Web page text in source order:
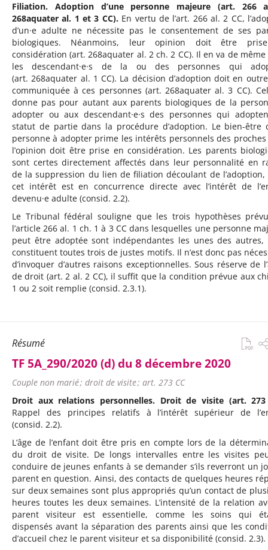
Filiation. Adoption d’une personne majeure (art. 266
268aquater al. 1 et 3 CC).En vertu de l’art. 266 al. 2 CC,
d’un·e adulte ne nécessite pas le consentement de ses
biologiques. Néanmoins, leur opinion doit être
considération (art. 268aquater al. 2 ch. 2 CC). Il en va de
les descendant·e·s de la ou des personnes qui
(art. 268aquater al. 1 CC). La décision d’adoption doit en
communiquée à ces personnes (art. 268aquater al. 3 CC).
donne pas pour autant aux parents biologiques de la
adopter ou aux descendant·e·s des personnes qui
statut de partie dans la procédure d’adoption. Le bien-être
personne à adopter prime les intérêts personnels des
l’opinion doit être prise en considération. Les parents
sont certes directement affectés dans leur personnalité en
de la suppression du lien de filiation découlant de l’adoption,
cet intérêt est en concurrence directe avec l’intérêt de
devenu·e adulte (consid. 2.2).
Le Tribunal fédéral souligne que les trois hypothèses
l’article 266 al. 1 ch. 1 à 3 CC dans lesquelles une personne
peut être adoptée sont indépendantes les unes des autres,
constituent toutes trois de justes motifs. Il n’est donc pas
d’invoquer d’autres raisons exceptionnelles. Sous réserve de
de droit (art. 2 al. 2 CC), il suffit que la condition prévue aux
1 ou 2 soit remplie (consid. 2.3.1).
Résumé
TF 5A_290/2020 (d) du 8 décembre 2020
Couple non marié ; droit de visite ; art. 273 CC
Droit aux relations personnelles. Droit de visite (art. 273
Rappel des principes relatifs à l’intérêt supérieur de
(consid. 2.2).
L’âge de l’enfant doit être pris en compte lors de la
du droit de visite. De longs intervalles entre les visites
conduire de jeunes enfants à se demander s’ils reverront un
parent en question. Ainsi, des contacts de quelques heures
sur deux semaines sont plus appropriés qu’un contact de
heures toutes les deux semaines. L’intensité de la relation
parent visiteur est essentielle, comme les soins qui
dispensés avant la séparation des parents ainsi que les
d’accueil chez le parent visiteur et sa disponibilité (consid. 2.3).